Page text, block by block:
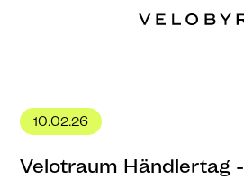
10.02.26
Velotraum Händlertag